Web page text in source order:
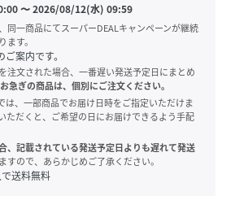
〜2026/08/12(水) 09:59
同一商品にてスーパーDEALキャンペーンが継続
す。
案内です。
注文された場合、一番遅い発送予定日にまとめ
お急ぎの商品は、個別にご注文ください。
、一部商品でお届け日時をご指定いただけま
ただくと、ご希望の日にお届けできるよう手配
、記載されている発送予定日よりも遅れて発送
すので、あらかじめご了承ください。
送料無料